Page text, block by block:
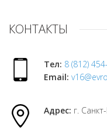
КОНТАКТЫ
Тел: 8 (812)
Email:
Адрес: г.